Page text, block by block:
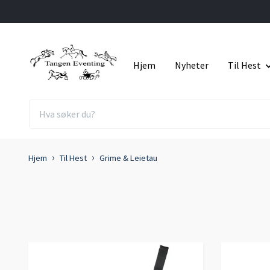
Hjem Nyheter Til Hest
Hjem Til Hest Grime & Leietau